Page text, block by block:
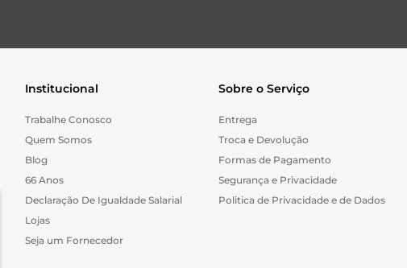
Institucional
Trabalhe Conosco
Quem Somos
Blog
66 Anos
Declaração De Igualdade Salarial
Lojas
Seja um Fornecedor
Sobre o Serviço
Entrega
Troca e Devolução
Formas de Pagamento
Segurança e Privacidade
Politica de Privacidade e de Dados